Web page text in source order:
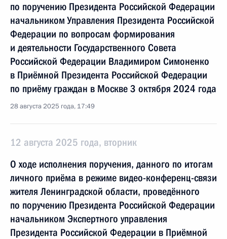
по поручению Президента Российской Федерации
начальником Управления Президента Российской
Федерации по вопросам формирования
и деятельности Государственного Совета
Российской Федерации Владимиром Симоненко
в Приёмной Президента Российской Федерации
по приёму граждан в Москве 3 октября 2024 года
28 августа 2025 года, 17:49
12 августа 2025 года, вторник
О ходе исполнения поручения, данного по итогам
личного приёма в режиме видео-конференц-связи
жителя Ленинградской области, проведённого
по поручению Президента Российской Федерации
начальником Экспертного управления
Президента Российской Федерации в Приёмной